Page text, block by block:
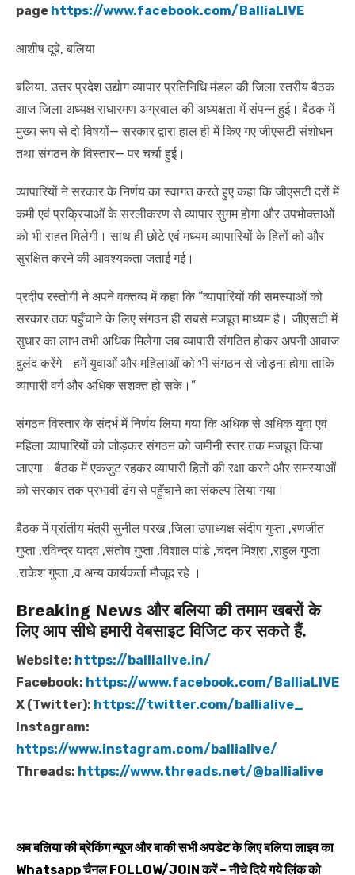
page https://www.facebook.com/BalliaLIVE
आशीष दूबे, बलिया
बलिया. उत्तर प्रदेश उद्योग व्यापार प्रतिनिधि मंडल की जिला स्तरीय बैठक
आज जिला अध्यक्ष राधारमण अग्रवाल की अध्यक्षता में संपन्न हुई। बैठक में
मुख्य रूप से दो विषयों— सरकार द्वारा हाल ही में किए गए जीएसटी संशोधन
तथा संगठन के विस्तार— पर चर्चा हुई।
व्यापारियों ने सरकार के निर्णय का स्वागत करते हुए कहा कि जीएसटी दरों में
कमी एवं प्रक्रियाओं के सरलीकरण से व्यापार सुगम होगा और उपभोक्ताओं
को भी राहत मिलेगी। साथ ही छोटे एवं मध्यम व्यापारियों के हितों को और
सुरक्षित करने की आवश्यकता जताई गई।
प्रदीप रस्तोगी ने अपने वक्तव्य में कहा कि “व्यापारियों की समस्याओं को
सरकार तक पहुँचाने के लिए संगठन ही सबसे मजबूत माध्यम है। जीएसटी में
सुधार का लाभ तभी अधिक मिलेगा जब व्यापारी संगठित होकर अपनी आवाज
बुलंद करेंगे। हमें युवाओं और महिलाओं को भी संगठन से जोड़ना होगा ताकि
व्यापारी वर्ग और अधिक सशक्त हो सके।”
संगठन विस्तार के संदर्भ में निर्णय लिया गया कि अधिक से अधिक युवा एवं
महिला व्यापारियों को जोड़कर संगठन को जमीनी स्तर तक मजबूत किया
जाएगा। बैठक में एकजुट रहकर व्यापारी हितों की रक्षा करने और समस्याओं
को सरकार तक प्रभावी ढंग से पहुँचाने का संकल्प लिया गया।
बैठक में प्रांतीय मंत्री सुनील परख ,जिला उपाध्यक्ष संदीप गुप्ता ,रणजीत
गुप्ता ,रविन्द्र यादव ,संतोष गुप्ता ,विशाल पांडे ,चंदन मिश्रा ,राहुल गुप्ता
,राकेश गुप्ता ,व अन्य कार्यकर्ता मौजूद रहे ।
Breaking News और बलिया की तमाम खबरों के
लिए आप सीधे हमारी वेबसाइट विजिट कर सकते हैं.
Website: https://ballialive.in/
Facebook: https://www.facebook.com/BalliaLIVE
X (Twitter): https://twitter.com/ballialive_
Instagram:
https://www.instagram.com/ballialive/
Threads: https://www.threads.net/@ballialive
अब बलिया की ब्रेकिंग न्यूज और बाकी सभी अपडेट के लिए बलिया लाइव का
WhatsappचैनलFOLLOW/JOINकरें – नीचे दिये गये लिंक को